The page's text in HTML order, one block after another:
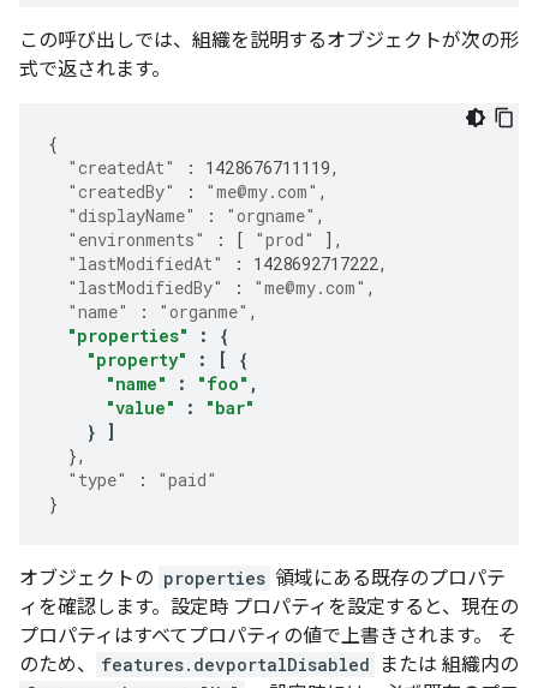
この呼び出しでは、組織を説明するオブジェクトが次の形
式で返されます。
{
"createdAt"
: 1428676711119,
"createdBy"
: "me@my.com" ,
"displayName"
: "orgname" ,
"environments"
: [ "prod"
],
"lastModifiedAt"
: 1428692717222,
"lastModifiedBy"
: "me@my.com" ,
"name"
: "organme" ,
"properties"
:
{
"property"
: [
{
"name"
: "foo" ,
"value"
:
"bar"
} ]
},
"type"
:
"paid"
}
オブジェクトの properties 領域にある既存のプロパテ
ィを確認します。設定時 プロパティを設定すると、現在の
プロパティはすべてプロパティの値で上書きされます。 そ
のため、
features.devportalDisabled
または 組織内の